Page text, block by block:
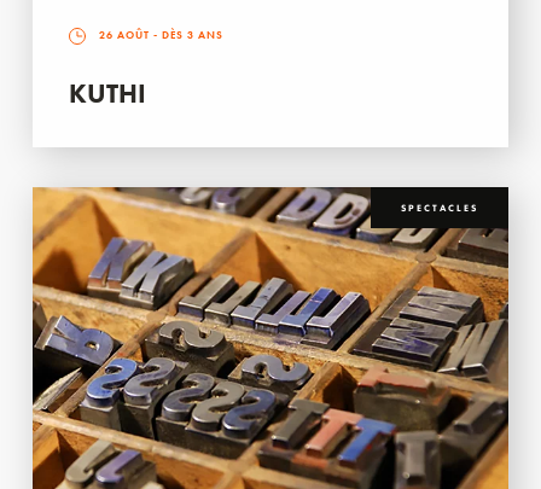
26 AOÛT - DÈS 3 ANS
KUTHI
SPECTACLES